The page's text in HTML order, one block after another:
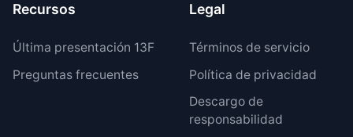
Recursos
Última presentación 13F
Preguntas frecuentes
Legal
Términos de servicio
Política de privacidad
Descargo de
responsabilidad